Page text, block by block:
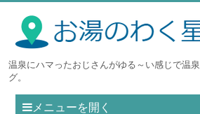
温泉にハマったおじさんがゆる～い感じで温
グ。
メニューを開く